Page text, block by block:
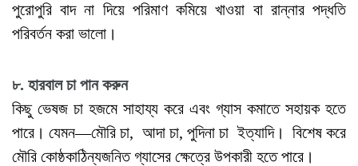
পুরোপুরি বাদ না দিয়ে পরিমাণ কমিয়ে খাওয়া বা রান্নার পদ্ধতি
পরিবর্তন করা ভালো।
৮. হারবাল চা পান করুন
কিছু ভেষজ চা হজমে সাহায্য করে এবং গ্যাস কমাতে সহায়ক হতে
পারে। যেমন—মৌরি চা, আদা চা, পুদিনা চা ইত্যাদি। বিশেষ করে
মৌরি কোষ্ঠকাঠিন্যজনিত গ্যাসের ক্ষেত্রে উপকারী হতে পারে।